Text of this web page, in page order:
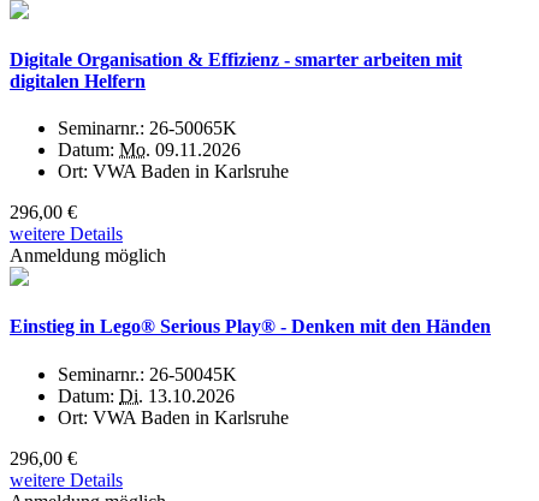
Digitale Organisation & Effizienz - smarter arbeiten mit
digitalen Helfern
Seminarnr.: 26-50065K
Datum: Mo. 09.11.2026
Ort: VWA Baden in Karlsruhe
296,00 €
weitere Details
Anmeldung möglich
Einstieg in Lego® Serious Play® - Denken mit den Händen
Seminarnr.: 26-50045K
Datum: Di. 13.10.2026
Ort: VWA Baden in Karlsruhe
296,00 €
weitere Details